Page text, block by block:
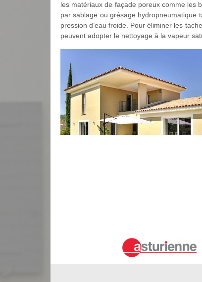
les matériaux de façade poreux comme les
par sablage ou grésage hydropneumatique
pression d’eau froide. Pour éliminer les
peuvent adopter le nettoyage à la vapeur
matériaux de façade poreux comme les
Saint Sauveur De Puynormand est en
sans l’endommager. Le sablage d’une
à Saint Sauveur De Puynormand, afin de